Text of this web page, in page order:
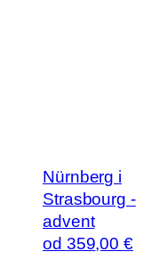
Nürnberg i
Strasbourg -
advent
od 359,00 €